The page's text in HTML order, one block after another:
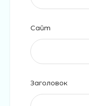
Сайт
Заголовок